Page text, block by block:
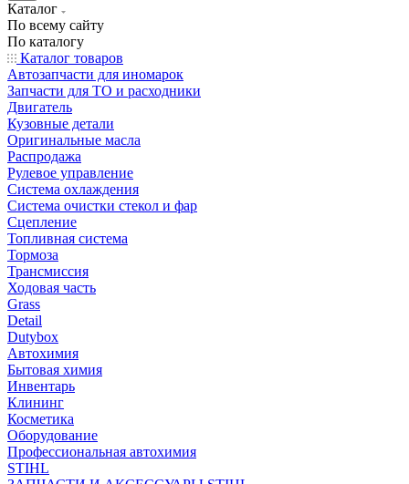
Каталог
По всему сайту
По каталогу
Каталог товаров
Автозапчасти для иномарок
Запчасти для ТО и расходники
Двигатель
Кузовные детали
Оригинальные масла
Распродажа
Рулевое управление
Система охлаждения
Система очистки стекол и фар
Сцепление
Топливная система
Тормоза
Трансмиссия
Ходовая часть
Grass
Detail
Dutybox
Автохимия
Бытовая химия
Инвентарь
Клининг
Косметика
Оборудование
Профессиональная автохимия
STIHL